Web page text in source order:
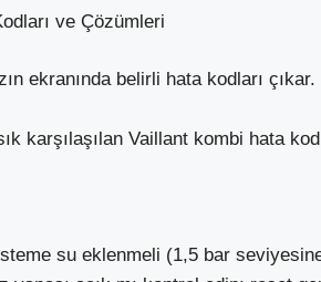
ve Çözümleri
ekranında belirli hata kodları
karşılaşılan Vaillant kombi hata
su eklenmeli (1,5 bar